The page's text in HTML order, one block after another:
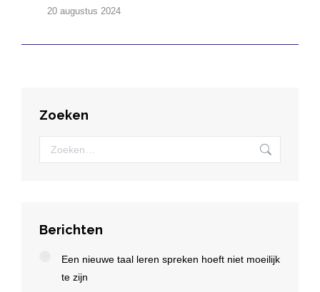
20 augustus 2024
Zoeken
Zoeken:
Berichten
Een nieuwe taal leren spreken hoeft niet moeilijk
te zijn